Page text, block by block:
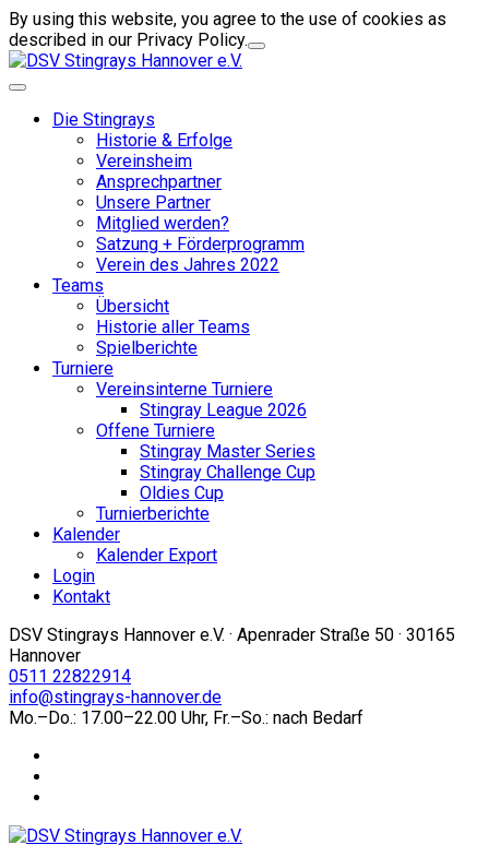
By using this website, you agree to the use of cookies as
described in our Privacy Policy.
Die Stingrays
Historie & Erfolge
Vereinsheim
Ansprechpartner
Unsere Partner
Mitglied werden?
Satzung + Förderprogramm
Verein des Jahres 2022
Teams
Übersicht
Historie aller Teams
Spielberichte
Turniere
Vereinsinterne Turniere
Stingray League 2026
Offene Turniere
Stingray Master Series
Stingray Challenge Cup
Oldies Cup
Turnierberichte
Kalender
Kalender Export
Login
Kontakt
DSV Stingrays Hannover e.V. · Apenrader Straße 50 · 30165
Hannover
0511 22822914
info@stingrays-hannover.de
Mo.–Do.: 17.00–22.00 Uhr, Fr.–So.: nach Bedarf